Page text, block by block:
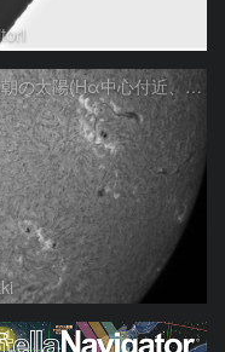
8/6朝の太陽(Hα中心付近、4498、4502付近)